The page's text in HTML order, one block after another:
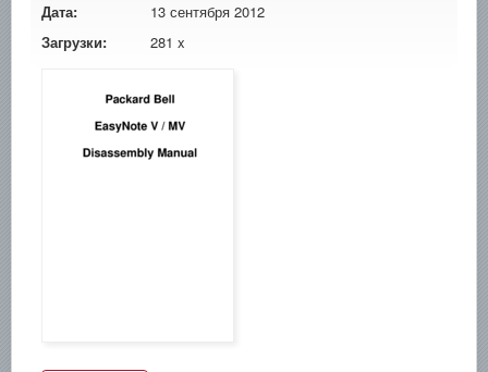
Дата:
13 сентября 2012
Загрузки:
281 x